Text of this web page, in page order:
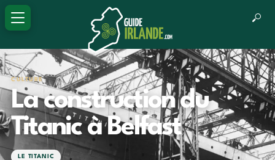
CULTURE
La construction du
Titanic à Belfast
LE TITANIC